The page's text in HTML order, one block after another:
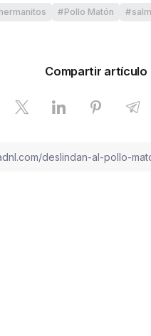
hermanitos Pollo Matón
Compartir artículo